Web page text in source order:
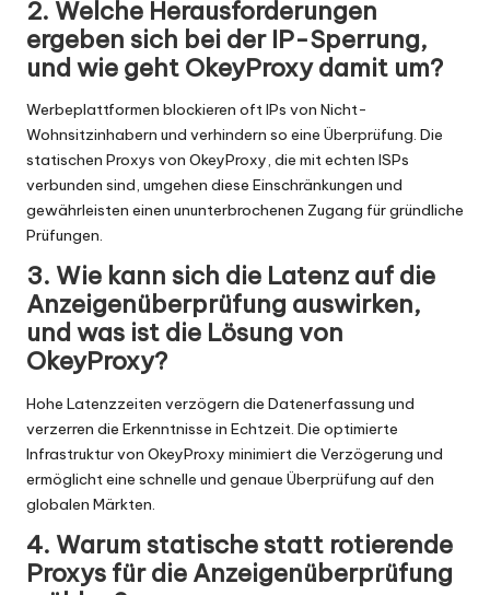
2. Welche Herausforderungen
ergeben sich bei der IP-Sperrung,
und wie geht OkeyProxy damit um?
Werbeplattformen blockieren oft IPs von Nicht-
Wohnsitzinhabern und verhindern so eine Überprüfung. Die
statischen Proxys von OkeyProxy, die mit echten ISPs
verbunden sind, umgehen diese Einschränkungen und
gewährleisten einen ununterbrochenen Zugang für gründliche
Prüfungen.
3. Wie kann sich die Latenz auf die
Anzeigenüberprüfung auswirken,
und was ist die Lösung von
OkeyProxy?
Hohe Latenzzeiten verzögern die Datenerfassung und
verzerren die Erkenntnisse in Echtzeit. Die optimierte
Infrastruktur von OkeyProxy minimiert die Verzögerung und
ermöglicht eine schnelle und genaue Überprüfung auf den
globalen Märkten.
4. Warum statische statt rotierende
Proxys für die Anzeigenüberprüfung